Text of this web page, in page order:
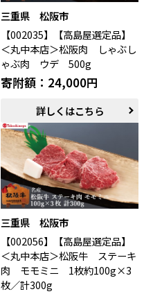
三重県 松阪市
【002035】【高島屋選定品】
＜丸中本店＞松阪肉 しゃぶし
ゃぶ肉 ウデ 500g
寄附額：24,000円
詳しくはこちら
三重県 松阪市
【002056】【高島屋選定品】
＜丸中本店＞松阪牛 ステーキ
肉 モモミニ 1枚約100g×3
枚／計300g